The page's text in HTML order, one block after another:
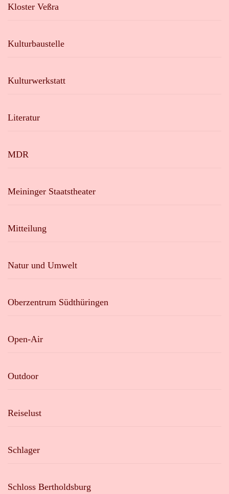
Kloster Veßra
Kulturbaustelle
Kulturwerkstatt
Literatur
MDR
Meininger Staatstheater
Mitteilung
Natur und Umwelt
Oberzentrum Südthüringen
Open-Air
Outdoor
Reiselust
Schlager
Schloss Bertholdsburg